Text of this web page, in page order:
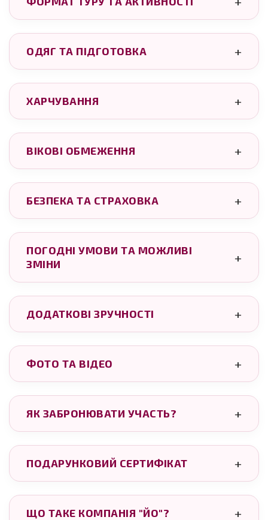
ОДЯГ ТА ПІДГОТОВКА
ХАРЧУВАННЯ
ВІКОВІ ОБМЕЖЕННЯ
БЕЗПЕКА ТА СТРАХОВКА
ПОГОДНІ УМОВИ ТА МОЖЛИВІ
ЗМІНИ
ДОДАТКОВІ ЗРУЧНОСТІ
ФОТО ТА ВІДЕО
ЯК ЗАБРОНЮВАТИ УЧАСТЬ?
ПОДАРУНКОВИЙ СЕРТИФІКАТ
ЩО ТАКЕ КОМПАНІЯ "ЙО"?